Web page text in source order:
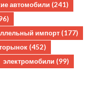
автомобили (241)
импорт (177)
(452)
электромобили (99)